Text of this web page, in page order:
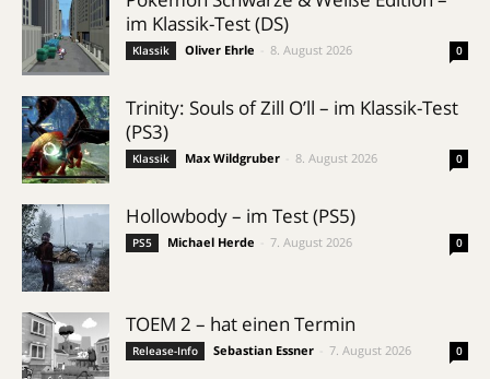
im Klassik-Test (DS)
Klassik Oliver Ehrle 8. August 2026 0
Trinity: Souls of Zill O’ll – im Klassik-Test
(PS3)
Klassik Max Wildgruber 8. August 2026 0
Hollowbody – im Test (PS5)
PS5 Michael Herde 7. August 2026 0
TOEM 2 – hat einen Termin
Release-Info Sebastian Essner 7. August 2026 0